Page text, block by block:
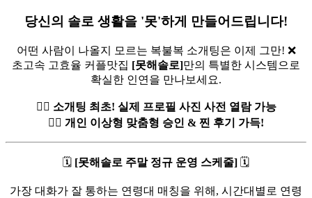
당신의 솔로 생활을 '못'하게 만들어드립니다!
어떤 사람이 나올지 모르는 복불복 소개팅은 이제 그만! ❌
초고속 고효율 커플맛집 [못해솔로]만의 특별한 시스템으로
확실한 인연을 만나보세요.
❤️‍🔥 소개팅 최초! 실제 프로필 사진 사전 열람 가능
❤️‍🔥 개인 이상형 맞춤형 승인 & 찐 후기 가득!
🗓️ [못해솔로 주말 정규 운영 스케줄] 🗓️
가장 대화가 잘 통하는 연령대 매칭을 위해, 시간대별로 연령